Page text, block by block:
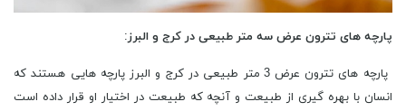
پارچه های تترون عرض سه متر طبیعی در کرج و البرز:
پارچه های تترون عرض 3 متر طبیعی در کرج و البرز پارچه‌ هایی هستند که
انسان با بهره گیری از طبیعت و آنچه که طبیعت در اختیار او قرار داده است